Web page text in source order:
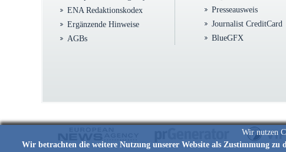
Wir nutzen
Wir betrachten die weitere Nutzung unserer Website als Zustimmung zu
ENA Redaktionskodex
Ergänzende Hinweise
AGBs
Presseausweis
Journalist CreditCard
BlueGFX